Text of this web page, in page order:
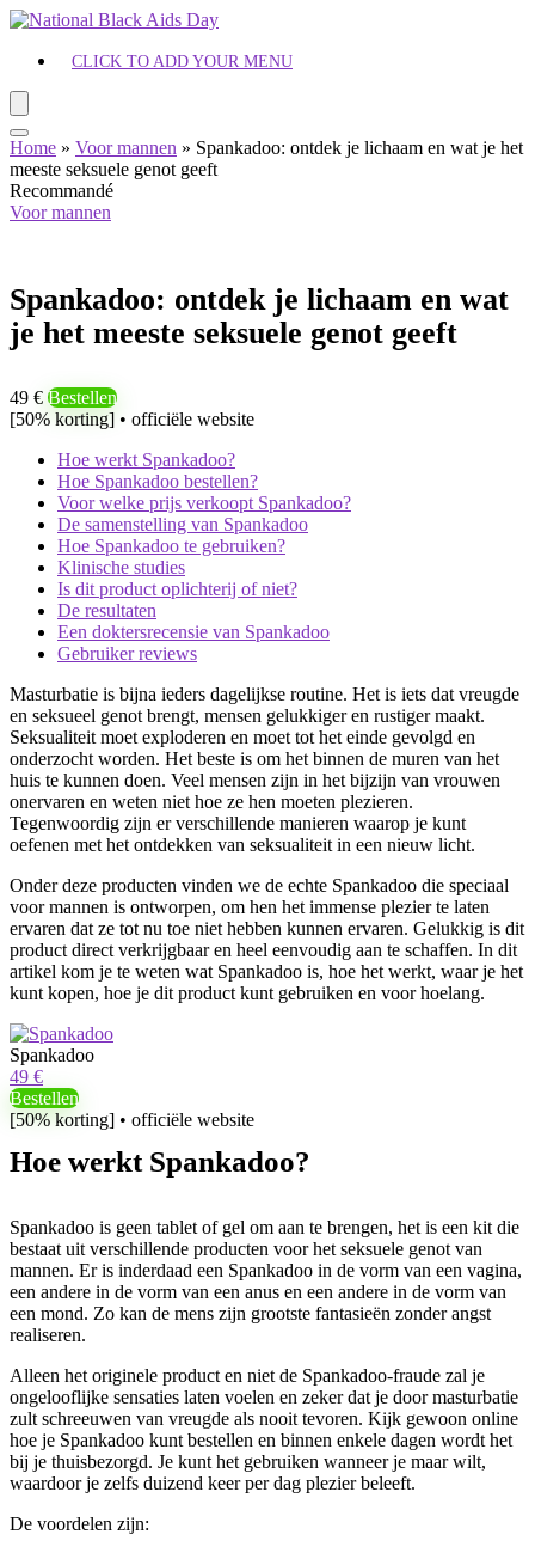
CLICK TO ADD YOUR MENU
Home » Voor mannen » Spankadoo: ontdek je lichaam en wat je het
meeste seksuele genot geeft
Recommandé
Voor mannen
Spankadoo: ontdek je lichaam en wat
je het meeste seksuele genot geeft
49 € Bestellen
[50% korting] • officiële website
Hoe werkt Spankadoo?
Hoe Spankadoo bestellen?
Voor welke prijs verkoopt Spankadoo?
De samenstelling van Spankadoo
Hoe Spankadoo te gebruiken?
Klinische studies
Is dit product oplichterij of niet?
De resultaten
Een doktersrecensie van Spankadoo
Gebruiker reviews
Masturbatie is bijna ieders dagelijkse routine. Het is iets dat vreugde
en seksueel genot brengt, mensen gelukkiger en rustiger maakt.
Seksualiteit moet exploderen en moet tot het einde gevolgd en
onderzocht worden. Het beste is om het binnen de muren van het
huis te kunnen doen. Veel mensen zijn in het bijzijn van vrouwen
onervaren en weten niet hoe ze hen moeten plezieren.
Tegenwoordig zijn er verschillende manieren waarop je kunt
oefenen met het ontdekken van seksualiteit in een nieuw licht.
Onder deze producten vinden we de echte Spankadoo die speciaal
voor mannen is ontworpen, om hen het immense plezier te laten
ervaren dat ze tot nu toe niet hebben kunnen ervaren. Gelukkig is dit
product direct verkrijgbaar en heel eenvoudig aan te schaffen. In dit
artikel kom je te weten wat Spankadoo is, hoe het werkt, waar je het
kunt kopen, hoe je dit product kunt gebruiken en voor hoelang.
Spankadoo
49 €
Bestellen
[50% korting] • officiële website
Hoe werkt Spankadoo?
Spankadoo is geen tablet of gel om aan te brengen, het is een kit die
bestaat uit verschillende producten voor het seksuele genot van
mannen. Er is inderdaad een Spankadoo in de vorm van een vagina,
een andere in de vorm van een anus en een andere in de vorm van
een mond. Zo kan de mens zijn grootste fantasieën zonder angst
realiseren.
Alleen het originele product en niet de Spankadoo-fraude zal je
ongelooflijke sensaties laten voelen en zeker dat je door masturbatie
zult schreeuwen van vreugde als nooit tevoren. Kijk gewoon online
hoe je Spankadoo kunt bestellen en binnen enkele dagen wordt het
bij je thuisbezorgd. Je kunt het gebruiken wanneer je maar wilt,
waardoor je zelfs duizend keer per dag plezier beleeft.
De voordelen zijn: